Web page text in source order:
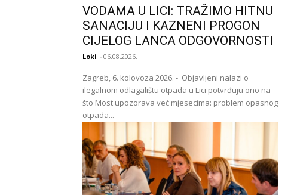
VODAMA U LICI: TRAŽIMO HITNU
SANACIJU I KAZNENI PROGON
CIJELOG LANCA ODGOVORNOSTI
Loki - 06.08.2026.
Zagreb, 6. kolovoza 2026. - Objavljeni nalazi o
ilegalnom odlagalištu otpada u Lici potvrđuju ono na
što Most upozorava već mjesecima: problem opasnog
otpada...